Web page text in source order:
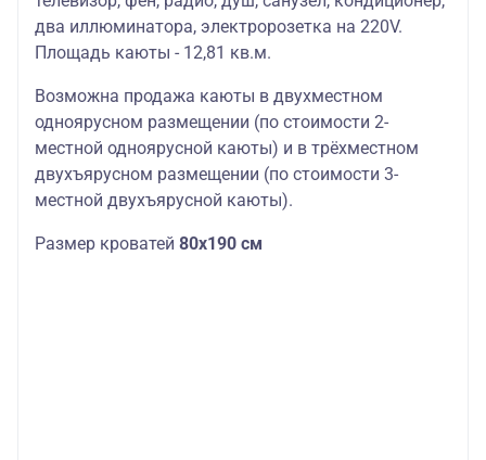
два иллюминатора, электророзетка на 220V.
Площадь каюты - 12,81 кв.м.
Возможна продажа каюты в двухместном
одноярусном размещении (по стоимости 2-
местной одноярусной каюты) и в трёхместном
двухъярусном размещении (по стоимости 3-
местной двухъярусной каюты).
Размер кроватей 80х190 см